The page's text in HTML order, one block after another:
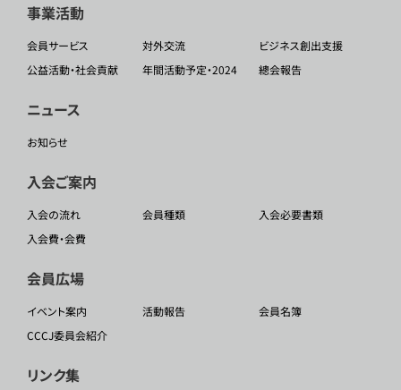
事業活動
会員サービス 対外交流
ビジネス創出支援
公益活動・社会貢献
年間活動予定・2024 總会報告
ニュース
お知らせ
入会ご案内
入会の流れ 会員種類
入会必要書類
入会費・会費
会員広場
イベント案内 活動報告
会員名簿
CCCJ委員会紹介
リンク集